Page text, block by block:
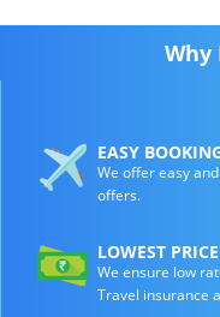
Why
EASY
We offer easy
offers.
LOWEST PRICE
We ensure low
Travel insurance